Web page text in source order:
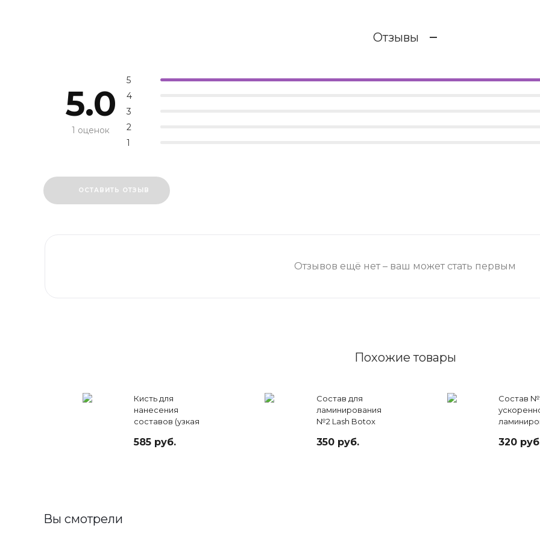
Отзывы
5.0
1 оценок
5
4
3
2
1
ОСТАВИТЬ ОТЗЫВ
Отзывов ещё нет – ваш может стать первым
Похожие товары
Кисть для
нанесения
составов (узкая
585 руб.
Состав для
ламинирования
№2 Lash Botox
350 руб.
Состав
320
Вы смотрели